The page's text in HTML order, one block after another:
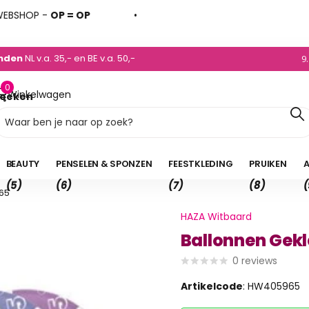
-OP = OP
- 450 882
NL v.a. 35,- en BE v.a. 50,-
Winkelwagen
0
0,00
BEAUTY
(5)
PENSELEN & SPONZEN
(6)
FEESTKLEDING
(7)
PRUIKEN
(8)
HAZA Witbaard
Ballonnen
0 reviews
Artikelcode: HW405965